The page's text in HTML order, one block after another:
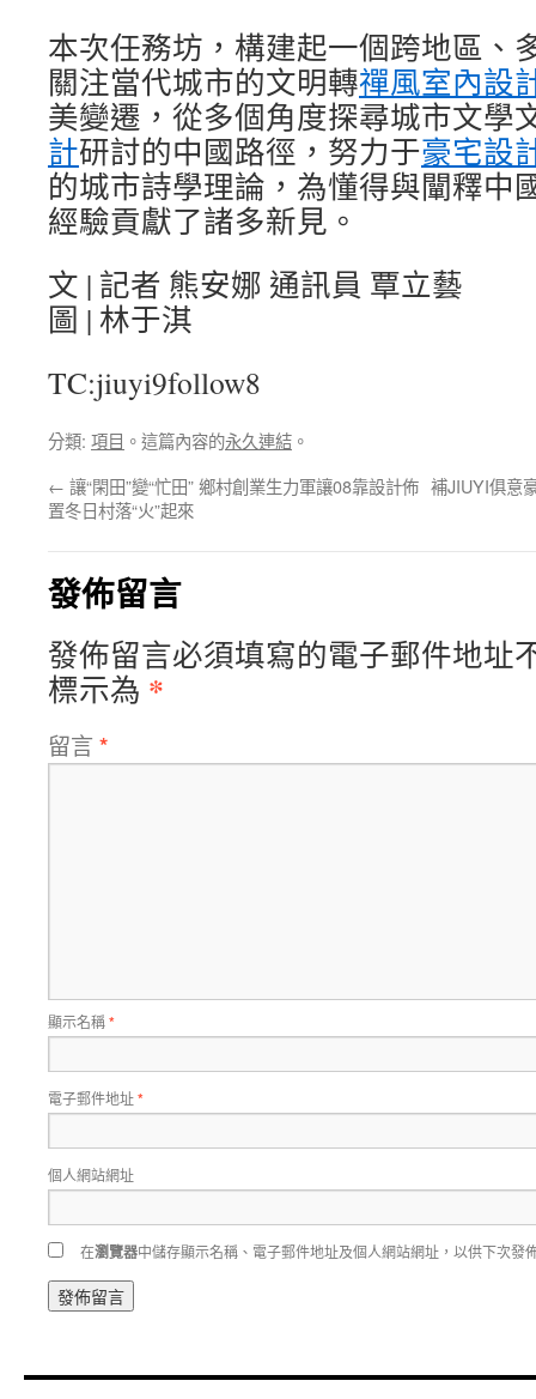
本次任務坊，構建起一個跨地區、
關注當代城市的文明轉禪風室內設
美變遷，從多個角度探尋城市文學
計研討的中國路徑，努力于豪宅設
的城市詩學理論，為懂得與闡釋中
經驗貢獻了諸多新見。
文 | 記者 熊安娜 通訊員 覃立藝
圖 | 林于淇
TC:jiuyi9follow8
分類: 項目 。這篇內容的永久連結 。
← 讓“閑田”變“忙田” 鄉村創業生力軍讓08靠設計佈
置冬日村落“火”起來
補JIUYI俱意
發佈留言
發佈留言必須填寫的電子郵件地址
標示為 *
留言 *
顯示名稱*
電子郵件地址*
個人網站網址
在瀏覽器中儲存顯示名稱、電子郵件地址及個人網站網址，以供下次發